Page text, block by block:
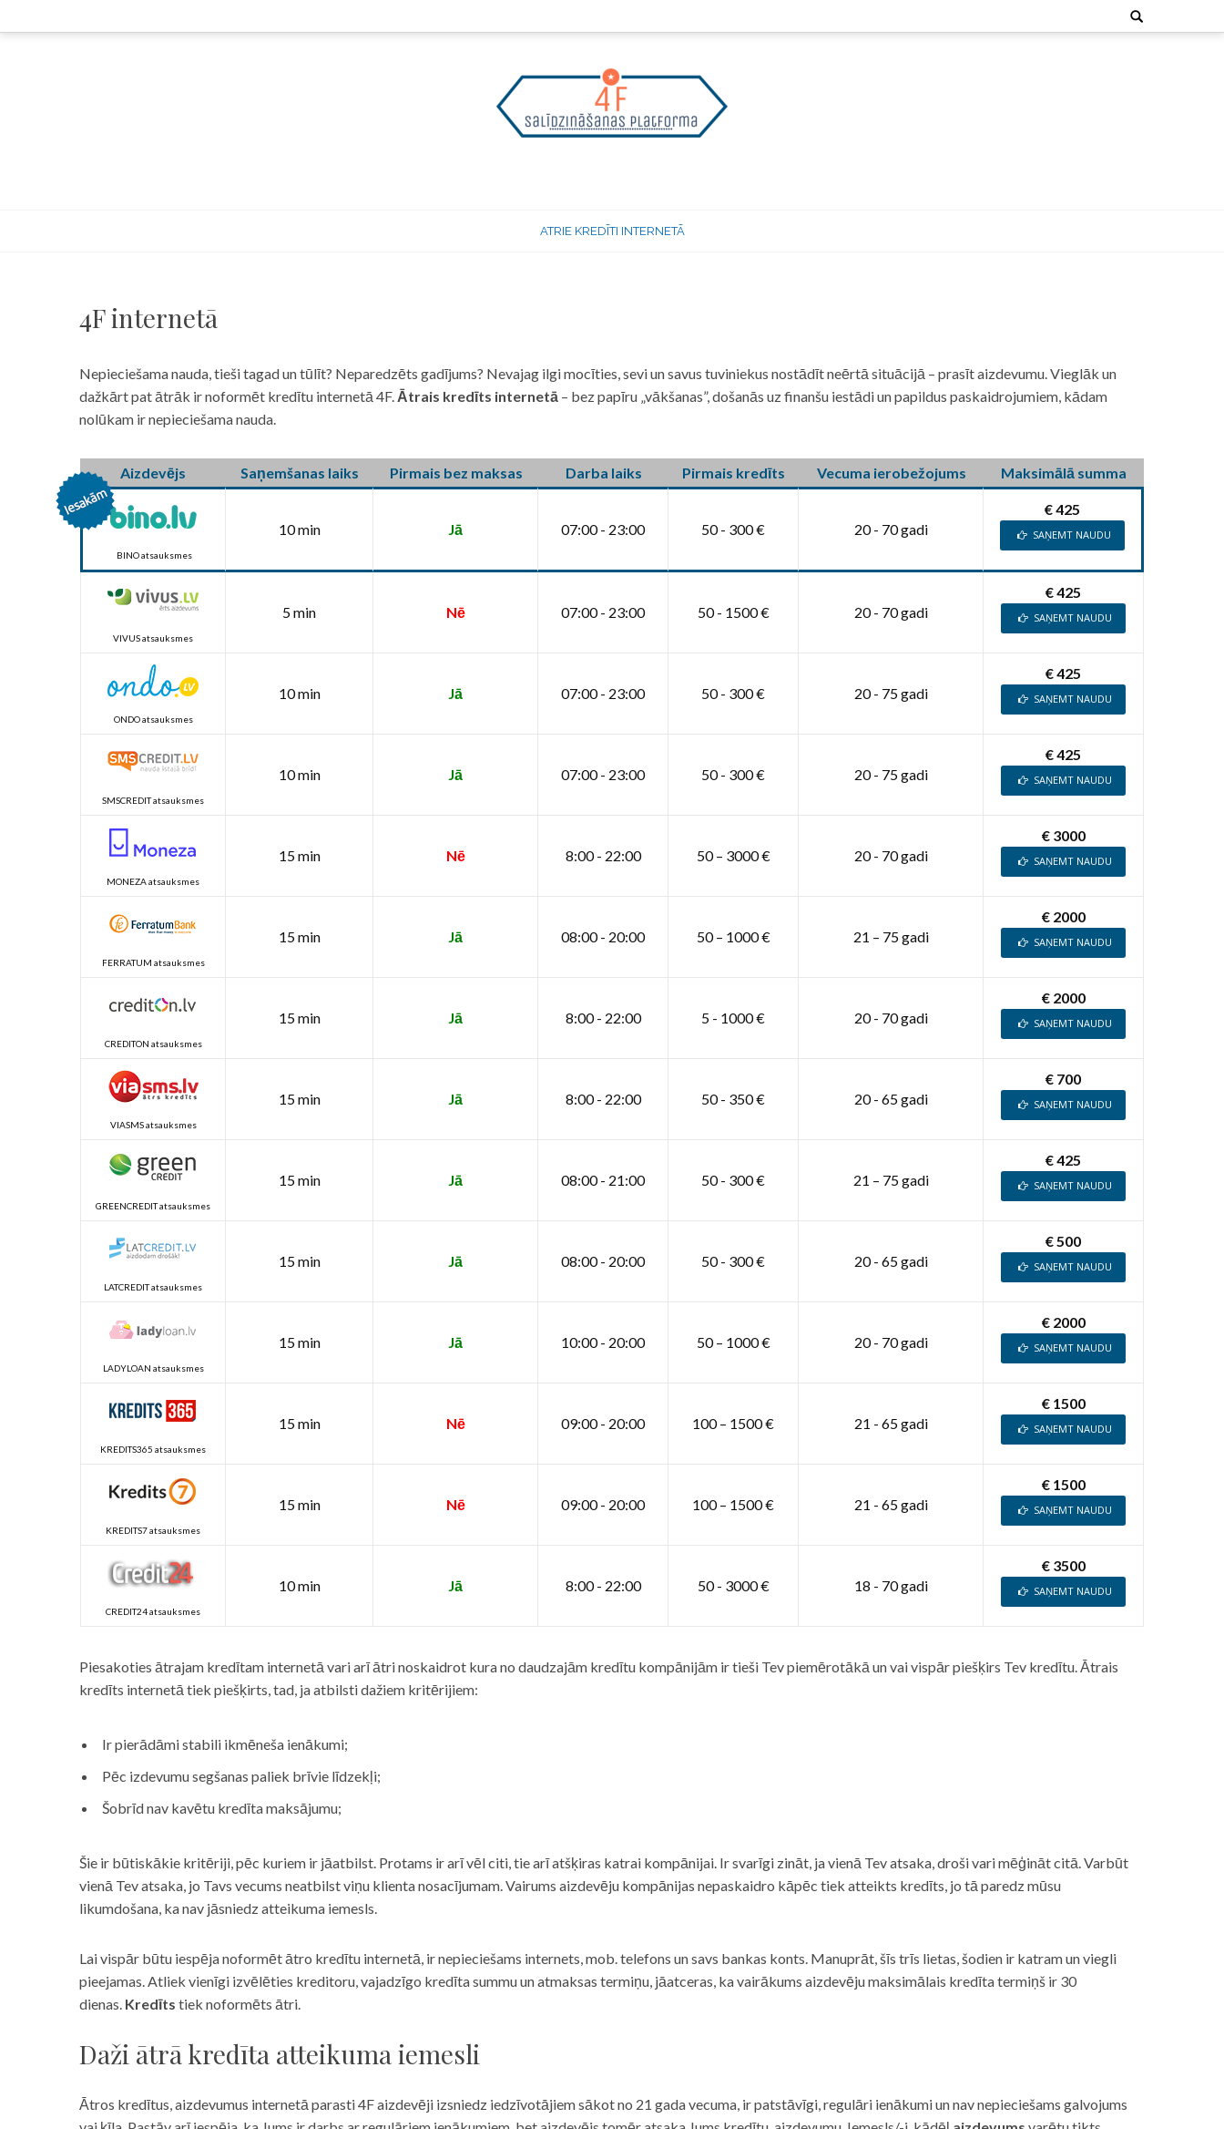
to
Search
for:
ATRIE KREDĪTI INTERNETĀ
4F internetā
Nepieciešama nauda, tieši tagad un tūlīt? Neparedzēts gadījums? Nevajag ilgi mocīties, sevi un savus tuviniekus nostādīt neērtā situācijā – prasīt aizdevumu. Vieglāk un
dažkārt pat ātrāk ir noformēt kredītu internetā 4F. Ātrais kredīts internetā – bez papīru „vākšanas”, došanās uz finanšu iestādi un papildus paskaidrojumiem, kādam
nolūkam ir nepieciešama nauda.
Aizdevējs Saņemšanas laiks Pirmais bez maksas Darba laiks Pirmais kredīts Vecuma ierobežojums Maksimālā summa
BINO atsauksmes
10 min Jā 07:00 - 23:00 50 - 300 € 20 - 70 gadi
€ 425
SAŅEMT NAUDU
VIVUS atsauksmes
5 min Nē 07:00 - 23:00 50 - 1500 € 20 - 70 gadi
€ 425
SAŅEMT NAUDU
ONDO atsauksmes
10 min Jā 07:00 - 23:00 50 - 300 € 20 - 75 gadi
€ 425
SAŅEMT NAUDU
SMSCREDIT atsauksmes
10 min Jā 07:00 - 23:00 50 - 300 € 20 - 75 gadi
€ 425
SAŅEMT NAUDU
MONEZA atsauksmes
15 min Nē 8:00 - 22:00 50 – 3000 € 20 - 70 gadi
€ 3000
SAŅEMT NAUDU
FERRATUM atsauksmes
15 min Jā 08:00 - 20:00 50 – 1000 € 21 – 75 gadi
€ 2000
SAŅEMT NAUDU
CREDITON atsauksmes
15 min Jā 8:00 - 22:00 5 - 1000 € 20 - 70 gadi
€ 2000
SAŅEMT NAUDU
VIASMS atsauksmes
15 min Jā 8:00 - 22:00 50 - 350 € 20 - 65 gadi
€ 700
SAŅEMT NAUDU
GREENCREDIT atsauksmes
15 min Jā 08:00 - 21:00 50 - 300 € 21 – 75 gadi
€ 425
SAŅEMT NAUDU
LATCREDIT atsauksmes
15 min Jā 08:00 - 20:00 50 - 300 € 20 - 65 gadi
€ 500
SAŅEMT NAUDU
LADYLOAN atsauksmes
15 min Jā 10:00 - 20:00 50 – 1000 € 20 - 70 gadi
€ 2000
SAŅEMT NAUDU
KREDITS365 atsauksmes
15 min Nē 09:00 - 20:00 100 – 1500 € 21 - 65 gadi
€ 1500
SAŅEMT NAUDU
KREDITS7 atsauksmes
15 min Nē 09:00 - 20:00 100 – 1500 € 21 - 65 gadi
€ 1500
SAŅEMT NAUDU
CREDIT24 atsauksmes
10 min Jā 8:00 - 22:00 50 - 3000 € 18 - 70 gadi
€ 3500
SAŅEMT NAUDU
Piesakoties ātrajam kredītam internetā vari arī ātri noskaidrot kura no daudzajām kredītu kompānijām ir tieši Tev piemērotākā un vai vispār piešķirs Tev kredītu. Ātrais
kredīts internetā tiek piešķirts, tad, ja atbilsti dažiem kritērijiem:
Ir pierādāmi stabili ikmēneša ienākumi;
Pēc izdevumu segšanas paliek brīvie līdzekļi;
Šobrīd nav kavētu kredīta maksājumu;
Šie ir būtiskākie kritēriji, pēc kuriem ir jāatbilst. Protams ir arī vēl citi, tie arī atšķiras katrai kompānijai. Ir svarīgi zināt, ja vienā Tev atsaka, droši vari mēģināt citā. Varbūt
vienā Tev atsaka, jo Tavs vecums neatbilst viņu klienta nosacījumam. Vairums aizdevēju kompānijas nepaskaidro kāpēc tiek atteikts kredīts, jo tā paredz mūsu
likumdošana, ka nav jāsniedz atteikuma iemesls.
Lai vispār būtu iespēja noformēt ātro kredītu internetā, ir nepieciešams internets, mob. telefons un savs bankas konts. Manuprāt, šīs trīs lietas, šodien ir katram un viegli
pieejamas. Atliek vienīgi izvēlēties kreditoru, vajadzīgo kredīta summu un atmaksas termiņu, jāatceras, ka vairākums aizdevēju maksimālais kredīta termiņš ir 30
dienas. Kredīts tiek noformēts ātri.
Daži ātrā kredīta atteikuma iemesli
Ātros kredītus, aizdevumus internetā parasti 4F aizdevēji izsniedz iedzīvotājiem sākot no 21 gada vecuma, ir patstāvīgi, regulāri ienākumi un nav nepieciešams galvojums